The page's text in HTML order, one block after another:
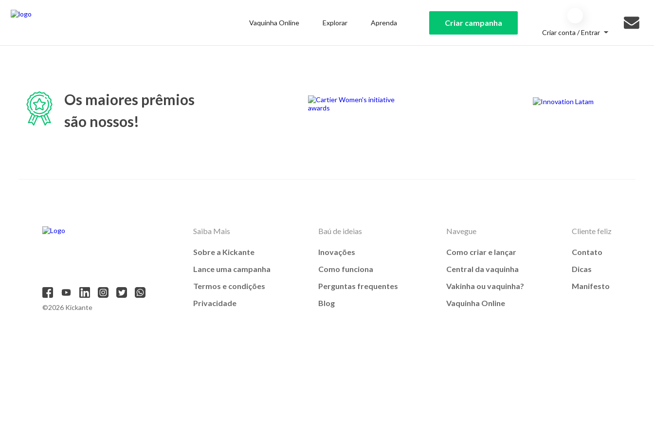
Vaquinha Online Explorar Aprenda Criar campanha
Criar conta / Entrar
Os maiores prêmios
são nossos!
©2026 Kickante
Saiba Mais
Sobre a Kickante
Lance uma campanha
Termos e condições
Privacidade
Baú de ideias
Inovações
Como funciona
Perguntas frequentes
Blog
Navegue
Como criar e lançar
Central da vaquinha
Vakinha ou vaquinha?
Vaquinha Online
Cliente feliz
Contato
Dicas
Manifesto